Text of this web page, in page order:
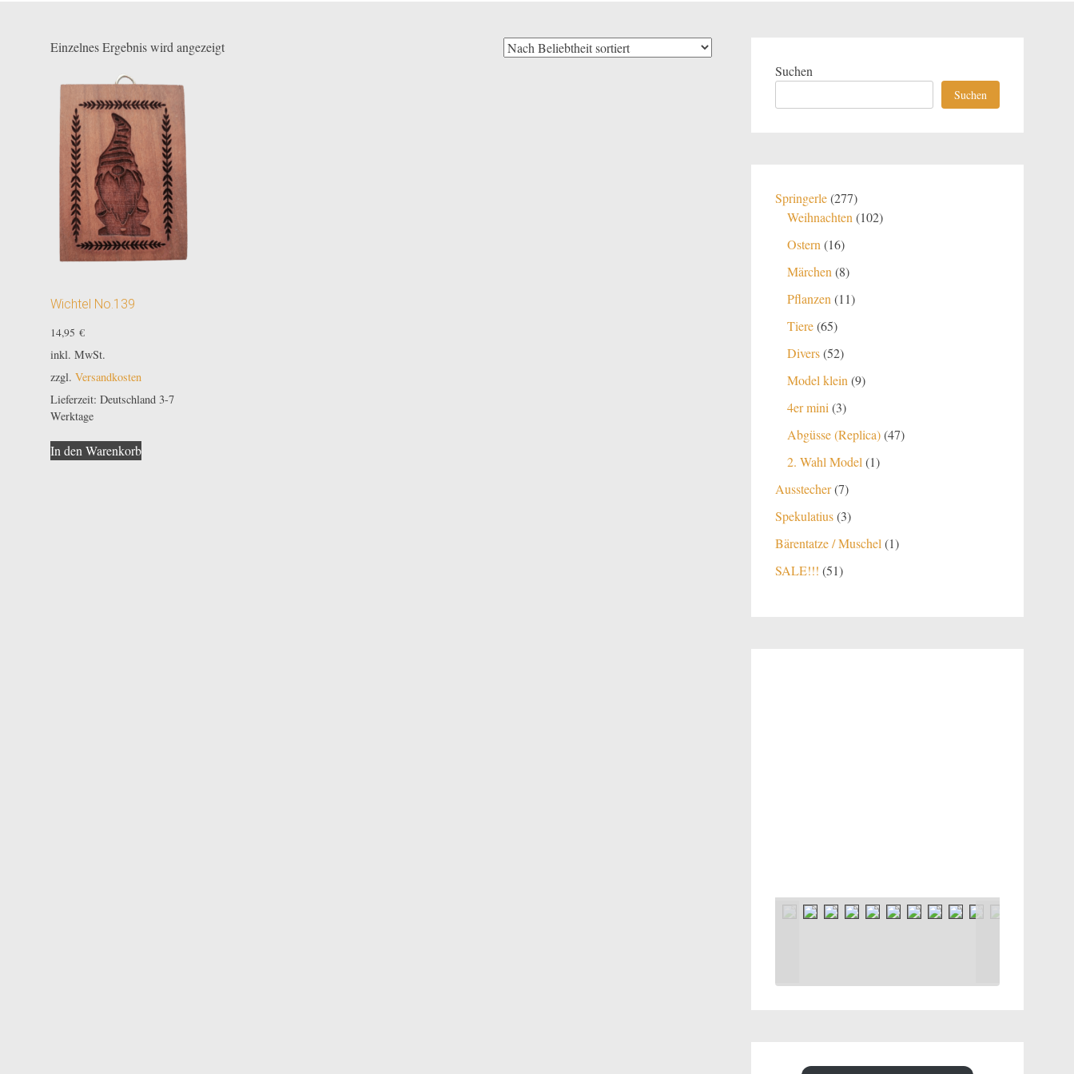
Einzelnes Ergebnis wird angezeigt
Wichtel No.139
14,95 €
inkl. MwSt.
zzgl. Versandkosten
Lieferzeit: Deutschland 3-7
Werktage
In den Warenkorb
Suchen
Suchen
Springerle 277277
Produkte
Weihnachten 102102
Ostern 1616
Märchen 88
Pflanzen 1111
Tiere 6565
Divers 5252
Model klein 99
4er mini 33
Abgüsse (Replica) 4747
2. Wahl Model 11
Ausstecher 77
Spekulatius 33
Bärentatze / Muschel 11
SALE!!! 5151